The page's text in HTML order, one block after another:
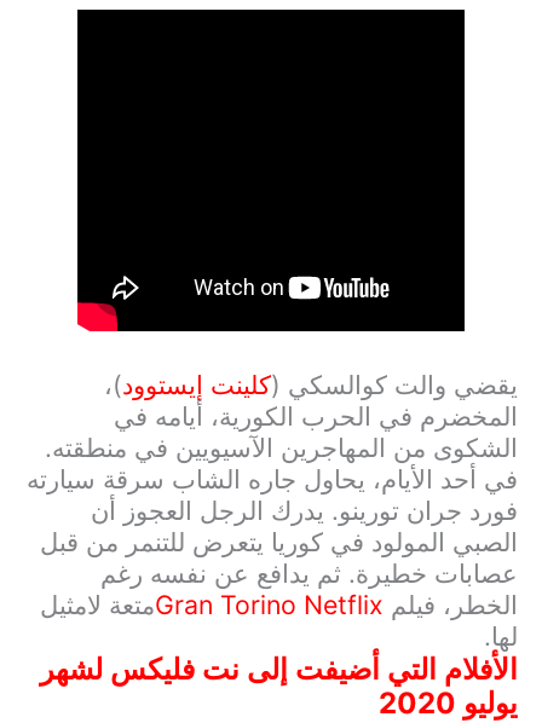
يقضي والت كوالسكي ( كلينت إيستوود)،
المخضرم في الحرب الكورية، أيامه في
الشكوى من المهاجرين الآسيويين في منطقته.
في أحد الأيام، يحاول جاره الشاب سرقة سيارته
فورد جران تورينو. يدرك الرجل العجوز أن
الصبي المولود في كوريا يتعرض للتنمر من قبل
عصابات خطيرة. ثم يدافع عن نفسه رغم
الخطر، فيلمGran Torino Netflixمتعة لامثيل
لها.
الأفلام التي أضيفت إلى نت فلیکس لشهر
يوليو 2020